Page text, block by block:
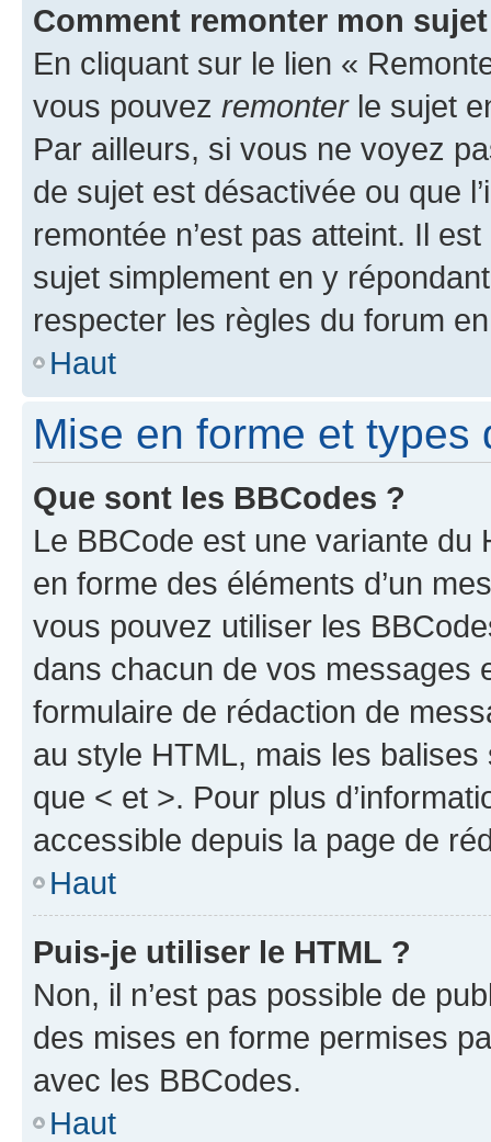
Comment remonter mon
En cliquant sur le lien «
vous pouvez remonterle sujet
Par ailleurs, si vous ne voyez
de sujet est désactivée ou que
remontée n’est pas atteint. Il
sujet simplement en y
respecter les règles du forum
Haut
Mise en forme et types
Que sont les BBCodes ?
Le BBCode est une variante du
en forme des éléments d’un
vous pouvez utiliser les
dans chacun de vos messages
formulaire de rédaction de
au style HTML, mais les
que < et >. Pour plus
accessible depuis la page de
Haut
Puis-je utiliser le HTML ?
Non, il n’est pas possible de
des mises en forme permises
avec les BBCodes.
Haut